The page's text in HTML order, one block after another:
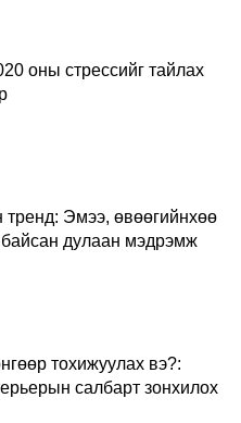
оны стрессийг тайлах
тренд: Эмээ, өвөөгийнхөө
байсан дулаан мэдрэмж
тохижуулах вэ?:
салбарт зонхилох